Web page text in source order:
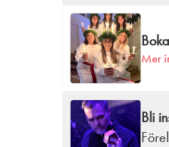
Mer
Bli